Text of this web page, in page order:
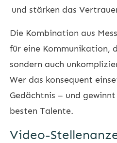
und stärken das
Die Kombination aus
für eine Kommunikation,
sondern auch
Wer das konsequent
Gedächtnis – und
besten Talente.
Video-